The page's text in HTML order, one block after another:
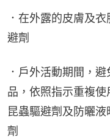
．在外露的皮膚及
避劑
．戶外活動期間，
品，依照指示重複
昆蟲驅避劑及防曬
劑